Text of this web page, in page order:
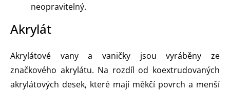
neopravitelný.
Akrylát
Akrylátové vany a vaničky jsou vyráběny ze
značkového akrylátu. Na rozdíl od koextrudovaných
akrylátových desek, které mají měkčí povrch a menší